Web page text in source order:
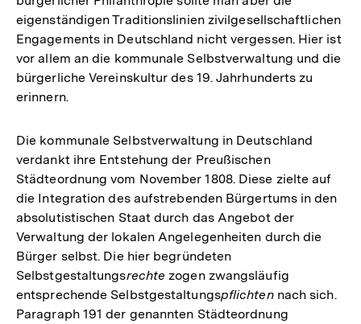
eigenständigen Traditionslinien zivilgesellschaftlichen
Engagements in Deutschland nicht vergessen. Hier ist
vor allem an die kommunale Selbstverwaltung und die
bürgerliche Vereinskultur des 19. Jahrhunderts zu
erinnern.
Die kommunale Selbstverwaltung in Deutschland
verdankt ihre Entstehung der Preußischen
Städteordnung vom November 1808. Diese zielte auf
die Integration des aufstrebenden Bürgertums in den
absolutistischen Staat durch das Angebot der
Verwaltung der lokalen Angelegenheiten durch die
Bürger selbst. Die hier begründeten
Selbstgestaltungsrechte zogen zwangsläufig
entsprechende Selbstgestaltungspflichtennach sich.
Paragraph 191 der genannten Städteordnung